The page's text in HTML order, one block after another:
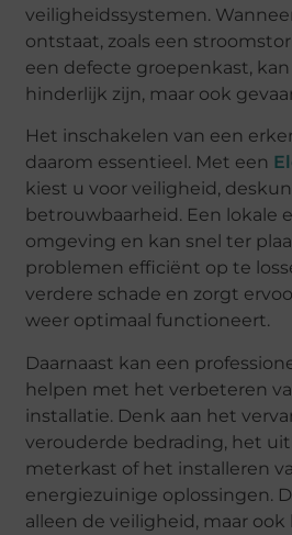
veiligheidssystemen.
ontstaat, zoals een
een defecte groepenkast,
hinderlijk zijn, maar ook
Het inschakelen van een
daarom essentieel. Met een
kiest u voor veiligheid,
betrouwbaarheid. Een lokale
omgeving en kan snel ter
problemen efficiënt op te
verdere schade en zorgt
weer optimaal functioneert.
Daarnaast kan een
helpen met het verbeteren
installatie. Denk aan het
verouderde bedrading, het
meterkast of het installeren
energiezuinige oplossingen.
alleen de veiligheid, maar